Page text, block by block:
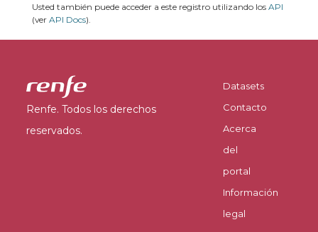
Usted también puede acceder a este registro utilizando los API
(ver API Docs).
Renfe. Todos los derechos
reservados.
Datasets
Contacto
Acerca
del
portal
Información
legal